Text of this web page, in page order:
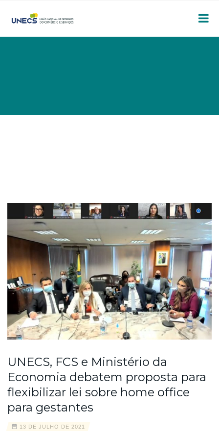
UNECS, FCS e Ministério da
Economia debatem proposta para
flexibilizar lei sobre home office
para gestantes
13 DE JULHO DE 2021